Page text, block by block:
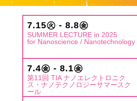
7.15㊋ - 8.8㊎
SUMMER LECTURE in 2025
for Nanoscience / Nanotechnology
7.4㊎ - 8.1㊎
第11回 TIA ナノエレクトロニク
ス・ナノテクノロジーサマースク
ール